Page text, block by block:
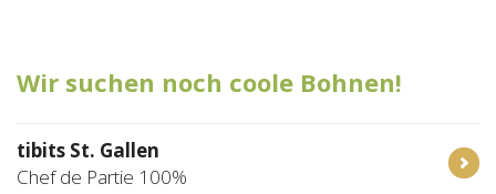
Login
Wir suchen noch coole Bohnen!
tibits St. Gallen
Chef de Partie 100%